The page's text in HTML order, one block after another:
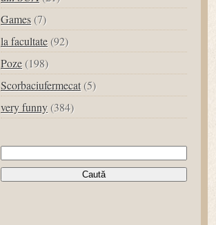
Games (7)
la facultate (92)
Poze (198)
Scorbaciufermecat(5)
very funny (384)
Caută
după: